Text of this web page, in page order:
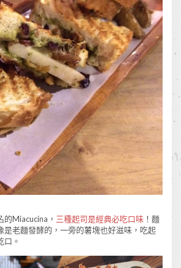
Miacucina， 三種起司是經典必吃口味 ！麵
是老麵發酵的，一旁的薯塊也好滋味，吃起
口。